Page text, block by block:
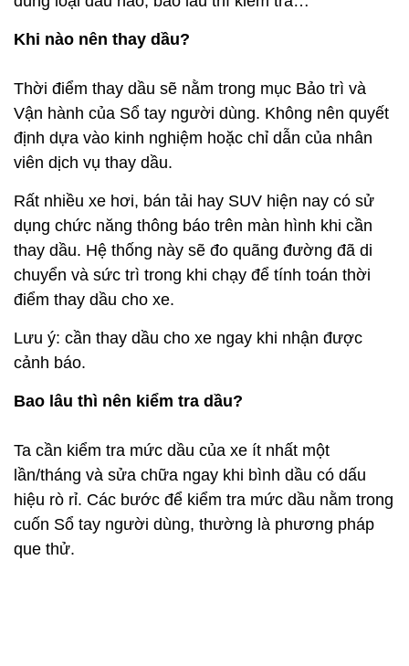
Khi nào nên thay dầu?
Thời điểm thay dầu sẽ nằm trong mục Bảo trì và
Vận hành của Sổ tay người dùng. Không nên quyết
định dựa vào kinh nghiệm hoặc chỉ dẫn của nhân
viên dịch vụ thay dầu.
Rất nhiều xe hơi, bán tải hay SUV hiện nay có sử
dụng chức năng thông báo trên màn hình khi cần
thay dầu. Hệ thống này sẽ đo quãng đường đã di
chuyển và sức trì trong khi chạy để tính toán thời
điểm thay dầu cho xe.
Lưu ý: cần thay dầu cho xe ngay khi nhận được
cảnh báo.
Bao lâu thì nên kiểm tra dầu?
Ta cần kiểm tra mức dầu của xe ít nhất một
lần/tháng và sửa chữa ngay khi bình dầu có dấu
hiệu rò rỉ. Các bước để kiểm tra mức dầu nằm trong
cuốn Sổ tay người dùng, thường là phương pháp
que thử.